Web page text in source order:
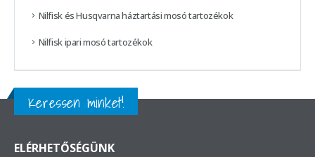
Nilfisk és Husqvarna háztartási mosó tartozékok
Nilfisk ipari mosó tartozékok
Keressen minket!
ELÉRHETŐSÉGÜNK